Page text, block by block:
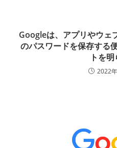
Googleは、アプリやウェ
のパスワードを保存する
トを
2022